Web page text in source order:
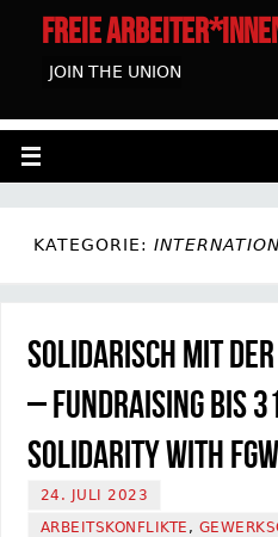
FREIE
JOIN THE UNION
KATEGORIE:
Solidarisch mit der
– Fundraising bis
Solidarity with
24. JULI 2023
ARBEITSKONFLIKTE ,